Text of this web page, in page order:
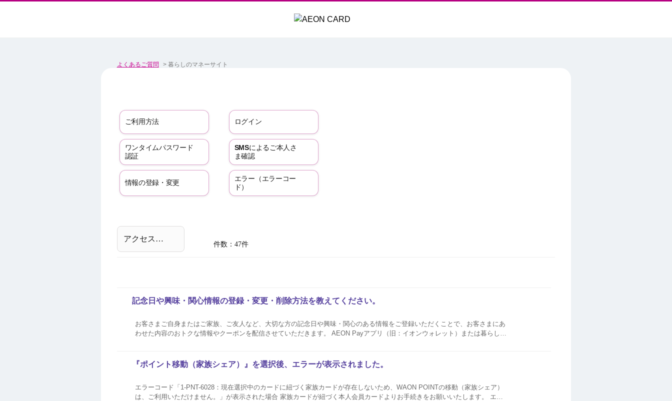
よくあるご質問 > 暮らしのマネーサイト
ご利用方法 ログイン
ワンタイムパスワード
認証
SMSによるご本人さ
ま確認
情報の登録・変更
エラー（エラーコー
ド）
件数：47件
記念日や興味・関心情報の登録・変更・削除方法を教えてください。
お客さまご自身またはご家族、ご友人など、大切な方の記念日や興味・関心のある情報をご登録いただくことで、お客さまにあ
わせた内容のおトクな情報やクーポンを配信させていただきます。 AEON Payアプリ（旧：イオンウォレット）または暮らしの
『ポイント移動（家族シェア）』を選択後、エラーが表示されました。
エラーコード「1-PNT-6028：現在選択中のカードに紐づく家族カードが存在しないため、WAON POINTの移動（家族シェア）
は、ご利用いただけません。」が表示された場合 家族カードが紐づく本人会員カードよりお手続きをお願いいたします。 エラ